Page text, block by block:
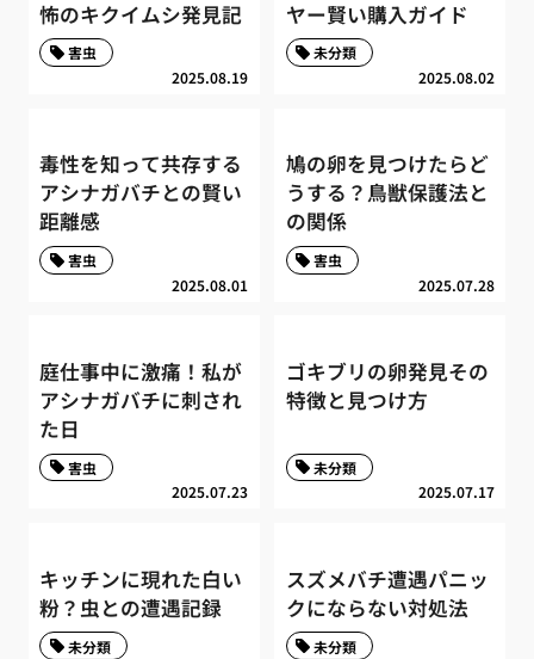
怖のキクイムシ発見記
2025.08.19
害虫
ヤー賢い購入ガイド
2025.08.02
未分類
毒性を知って共存する
アシナガバチとの賢い
距離感
2025.08.01
害虫
鳩の卵を見つけたらど
うする？鳥獣保護法と
の関係
2025.07.28
害虫
庭仕事中に激痛！私が
アシナガバチに刺され
た日
2025.07.23
害虫
ゴキブリの卵発見その
特徴と見つけ方
2025.07.17
未分類
キッチンに現れた白い
粉？虫との遭遇記録
未分類
スズメバチ遭遇パニッ
クにならない対処法
未分類